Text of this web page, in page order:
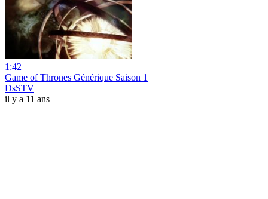
1:42
Game of Thrones Générique Saison 1
DsSTV
il y a 11 ans